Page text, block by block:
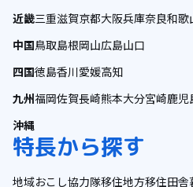
近畿三重滋賀京都大阪兵庫奈良和歌
中国鳥取島根岡山広島山口
四国徳島香川愛媛高知
九州福岡佐賀長崎熊本大分宮崎鹿児
沖縄
特長から探す
地域おこし協力隊移住地方移住田舎